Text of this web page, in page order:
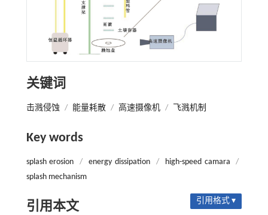
关键词
击溅侵蚀 / 能量耗散 / 高速摄像机 / 飞溅机制
Key words
splash erosion / energy dissipation / high-speed camara
/
splash mechanism
引用本文 引用格式 ▾